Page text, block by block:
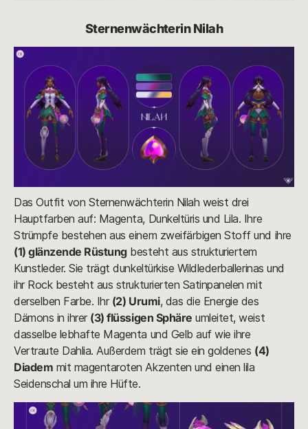
Sternenwächterin Nilah
Das Outfit von Sternenwächterin Nilah weist drei
Hauptfarben auf: Magenta, Dunkeltüris und Lila. Ihre
Strümpfe bestehen aus einem zweifärbigen Stoff und ihre
(1) glänzende Rüstung besteht aus strukturiertem
Kunstleder. Sie trägt dunkeltürkise Wildlederballerinas und
ihr Rock besteht aus strukturierten Satinpanelen mit
derselben Farbe. Ihr (2) Urumi, das die Energie des
Dämons in ihrer (3) flüssigen Sphäre umleitet, weist
dasselbe lebhafte Magenta und Gelb auf wie ihre
Vertraute Dahlia. Außerdem trägt sie ein goldenes (4)
Diadem mit magentaroten Akzenten und einen lila
Seidenschal um ihre Hüfte.